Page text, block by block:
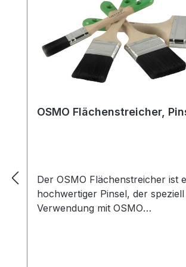
Bitte beachten Sie: Das erzielte
des Farbtons kann je nach
unterschiedlich ausfallen.
OSMO Flächenstreicher,
Der OSMO Flächenstreicher ist
hochwertiger Pinsel, der
Verwendung mit OSMO